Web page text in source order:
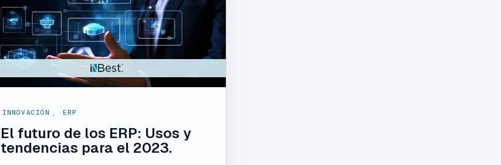
INNOVACIÓN ERP
El futuro de los ERP: Usos y
tendencias para el 2023.